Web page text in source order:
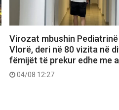
Virozat mbushin Pediatrinë
Vlorë, deri në 80 vizita në
fëmijët të prekur edhe me
04/08 12:27